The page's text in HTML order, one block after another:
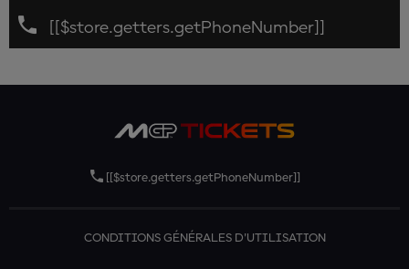
[[$store.getters.getPhoneNumber]]
[[$store.getters.getPhoneNumber]]
CONDITIONS GÉNÉRALES D'UTILISATION